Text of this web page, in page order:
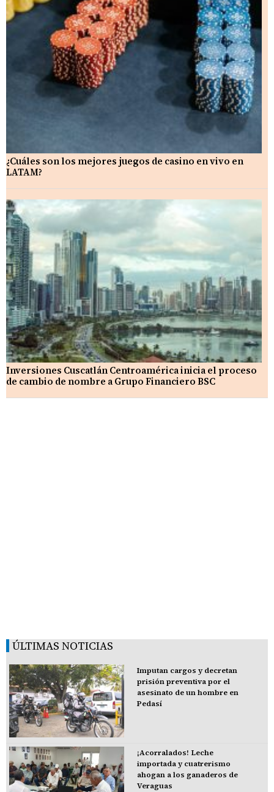
¿Cuáles son los mejores juegos de casino en vivo en
LATAM?
Inversiones Cuscatlán Centroamérica inicia el proceso
de cambio de nombre a Grupo Financiero BSC
ÚLTIMAS NOTICIAS
Imputan cargos y decretan
prisión preventiva por el
asesinato de un hombre en
Pedasí
¡Acorralados! Leche
importada y cuatrerismo
ahogan a los ganaderos de
Veraguas